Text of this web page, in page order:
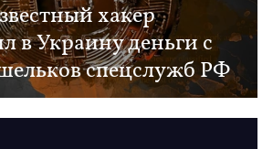
хакер
в Украину деньги с
спецслужб РФ